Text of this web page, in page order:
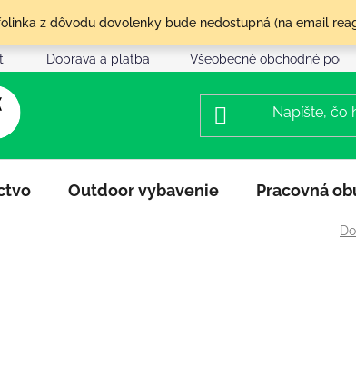
z dôvodu dovolenky bude nedostupná (na email
Doprava a platba Všeobecné obchodné
Outdoor vybavenie Pracovná